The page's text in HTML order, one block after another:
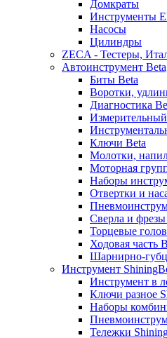
Домкраты
Инструменты
Насосы
Цилиндры
ZECA - Тестеры,
Автоинструмент
Биты Beta
Воротки,
Диагностика
Ключи Beta
Молотки,
Моторная
Наборы
Отвертки и
Сверла и фрезы
Торцевые
Ходовая часть
Шарнирно-
Инструмент
Инструмент в
Ключи разное
Наборы
Тележки